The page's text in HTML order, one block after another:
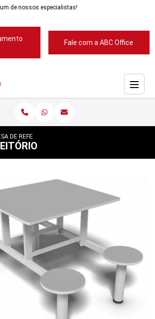
de nossos especialistas!
Fale com a ABC Office
DE REFEITORIO